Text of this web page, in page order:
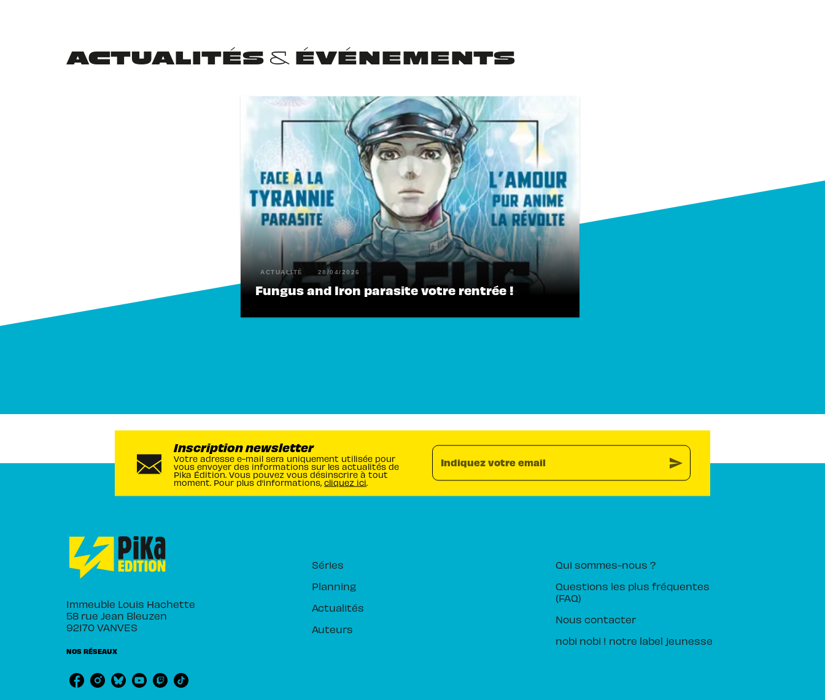
ACTUALITÉS & ÉVÉNEMENTS
ACTUALITÉ 28/04/2026
Fungus and Iron parasite votre rentrée !
Inscription newsletter
Votre adresse e-mail sera uniquement utilisée pour
vous envoyer des informations sur les actualités de
Pika Édition. Vous pouvez vous désinscrire à tout
moment. Pour plus d’informations, cliquez ici
Indiquez votre email send
Immeuble Louis Hachette
58 rue Jean Bleuzen
92170 VANVES
NOS RÉSEAUX
Séries
Planning
Actualités
Auteurs
Qui sommes-nous ?
Questions les plus fréquentes
(FAQ)
Nous contacter
nobi nobi ! notre label jeunesse